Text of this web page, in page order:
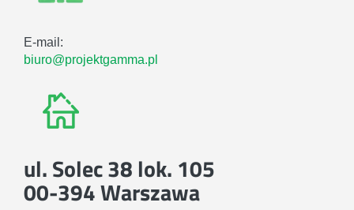
E-mail:
biuro@projektgamma.pl
ul. Solec 38 lok. 105
00-394 Warszawa